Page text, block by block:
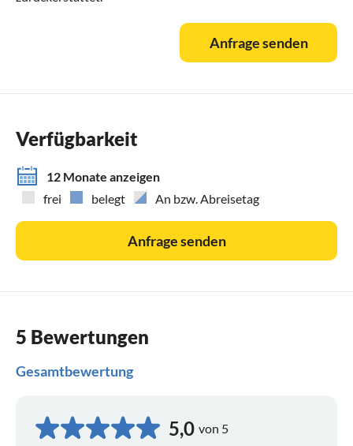
Anfrage senden
Verfügbarkeit
12 Monate anzeigen
frei
belegt An bzw. Abreisetag
Anfrage senden
5 Bewertungen
Gesamtbewertung
5,0 von 5